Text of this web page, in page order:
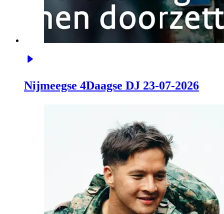
Nijmeegse 4Daagse DJ 23-07-2026